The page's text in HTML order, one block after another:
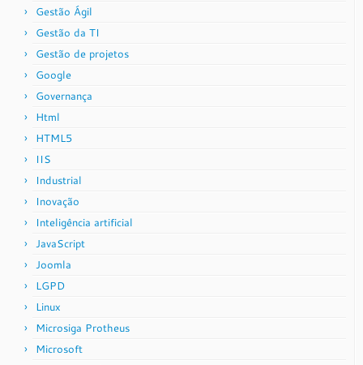
Gestão Ágil
Gestão da TI
Gestão de projetos
Google
Governança
Html
HTML5
IIS
Industrial
Inovação
Inteligência artificial
JavaScript
Joomla
LGPD
Linux
Microsiga Protheus
Microsoft